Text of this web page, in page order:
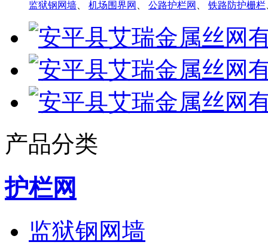
监狱钢网墙 机场围界网 公路护栏网 铁路防护栅栏
产品分类
护栏网
监狱钢网墙